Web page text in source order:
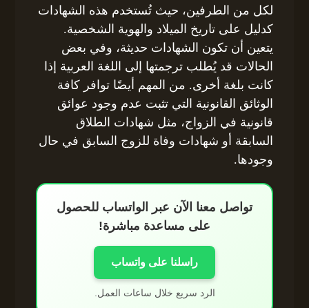
لكل من الطرفين، حيث تُستخدم هذه الشهادات
كدليل على تاريخ الميلاد والهوية الشخصية.
يتعين أن تكون الشهادات حديثة، وفي بعض
الحالات قد يُطلب ترجمتها إلى اللغة العربية إذا
كانت بلغة أخرى. من المهم أيضًا توافر كافة
الوثائق القانونية التي تثبت عدم وجود عوائق
قانونية في الزواج، مثل شهادات الطلاق
السابقة أو شهادات وفاة للزوج السابق في حال
وجودها.
تواصل معنا الآن عبر الواتساب للحصول
على مساعدة مباشرة!
راسلنا على واتساب
الرد سريع خلال ساعات العمل.